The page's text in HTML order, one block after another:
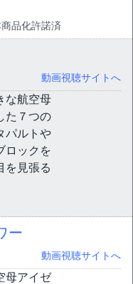
品化許諾済
動画視聴サイトへ
な航空母
た７つの
パルトや
ロックを
を見張る
ー
動画視聴サイトへ
母アイゼ